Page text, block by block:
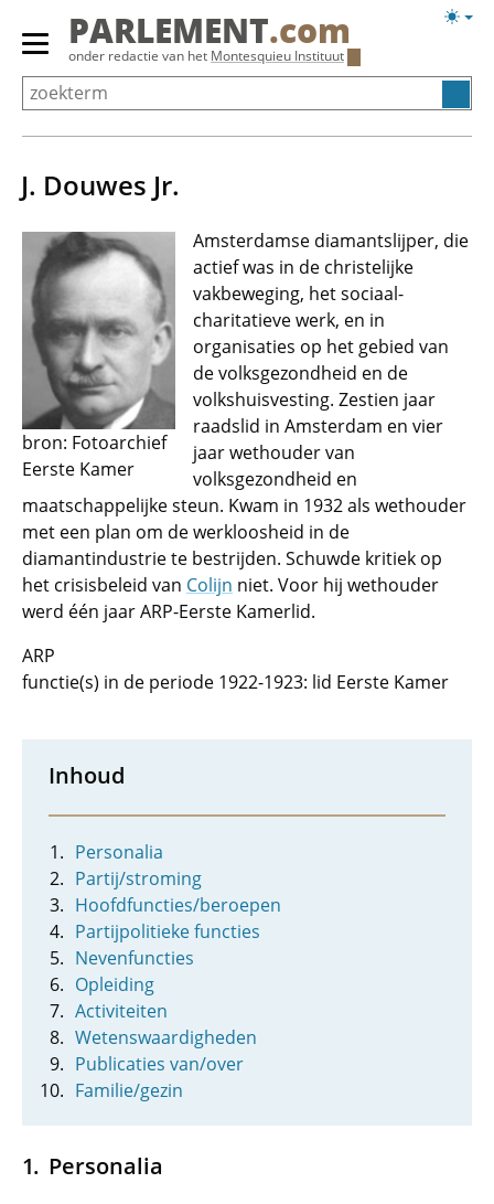
Overslaan
Primair
menu
tonen/verbergen
PARLEMENT.com
onder redactie van het Montesquieu Instituut
J. Douwes Jr.
bron: Fotoarchief
Eerste Kamer
Amsterdamse diamantslijper, die
actief was in de christelijke
vakbeweging, het sociaal-
charitatieve werk, en in
organisaties op het gebied van
de volksgezondheid en de
volkshuisvesting. Zestien jaar
raadslid in Amsterdam en vier
jaar wethouder van
volksgezondheid en
maatschappelijke steun. Kwam in 1932 als wethouder
met een plan om de werkloosheid in de
diamantindustrie te bestrijden. Schuwde kritiek op
het crisisbeleid van Colijn niet. Voor hij wethouder
werd één jaar ARP-Eerste Kamerlid.
ARP
functie(s) in de periode 1922-1923: lid Eerste Kamer
Inhoud
Personalia
Partij/stroming
Hoofdfuncties/beroepen
Partijpolitieke functies
Nevenfuncties
Opleiding
Activiteiten
Wetenswaardigheden
Publicaties van/over
Familie/gezin
Personalia